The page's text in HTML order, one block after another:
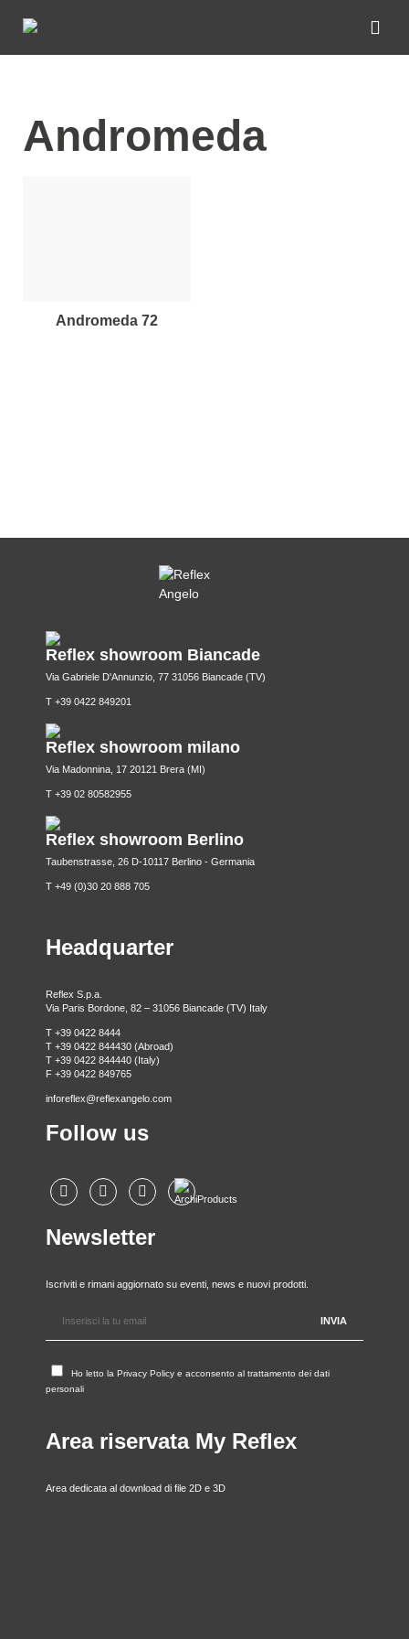
Andromeda
andromeda 72
Reflex showroom Biancade
Via Gabriele D'Annunzio, 77 31056 Biancade (TV)
T +39 0422 849201
Reflex showroom milano
Via Madonnina, 17 20121 Brera (MI)
T +39 02 80582955
Reflex showroom Berlino
Taubenstrasse, 26 D-10117 Berlino - Germania
T +49 (0)30 20 888 705
Headquarter
Reflex S.p.a.
Via Paris Bordone, 82 – 31056 Biancade (TV) Italy
T +39 0422 8444
T +39 0422 844430 (Abroad)
T +39 0422 844440 (Italy)
F +39 0422 849765
inforeflex@reflexangelo.com
Follow us
Newsletter
Iscriviti e rimani aggiornato su eventi, news e nuovi prodotti.
Ho letto la Privacy Policy e acconsento al trattamento dei dati
personali
Area riservata My Reflex
Area dedicata al download di file 2D e 3D